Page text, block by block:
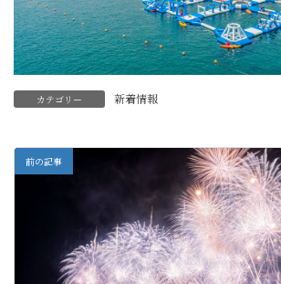
カテゴリー 新着情報
前の記事